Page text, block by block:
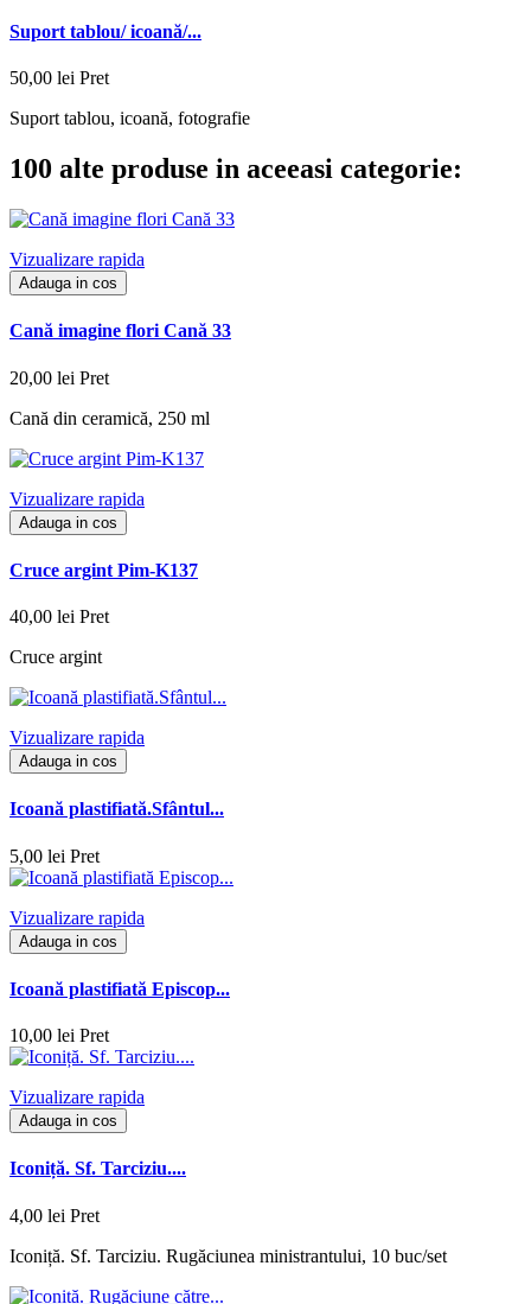
Suport tablou/ icoană/...
50,00 lei Pret
Suport tablou, icoană, fotografie
100 alte produse in aceeasi categorie:
Vizualizare rapida
Adauga in cos
Cană imagine flori Cană 33
20,00 lei Pret
Cană din ceramică, 250 ml
Vizualizare rapida
Adauga in cos
Cruce argint Pim-K137
40,00 lei Pret
Cruce argint
Vizualizare rapida
Adauga in cos
Icoană plastifiată.Sfântul...
5,00 lei Pret
Vizualizare rapida
Adauga in cos
Icoană plastifiată Episcop...
10,00 lei Pret
Vizualizare rapida
Adauga in cos
Iconiță. Sf. Tarciziu....
4,00 lei Pret
Iconiță. Sf. Tarciziu. Rugăciunea ministrantului, 10 buc/set